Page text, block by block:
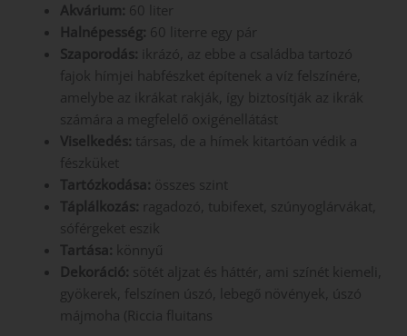
Akvárium: 60 liter
Halnépesség: 60 literre egy pár
Szaporodás: ikrázó, az ebbe a családba tartozó
fajok hímjei habfészket építenek a víz felszínére,
amelybe az ikrákat rakják, így biztosítják az ikrák
számára a megfelelő oxigénellátást
Viselkedés: társas, de a hímek kitartóan védik a
fészküket
Tartózkodása: összes szint
Táplálkozás: ragadozó, tubifexet, szúnyoglárvákat,
sóférgeket eszik
Tartása: könnyű
Dekoráció: sötét aljzat és háttér, ami színét kiemeli,
gyökerek, felszínen úszó, lebegő növények, úszó
májmoha (Riccia fluitans